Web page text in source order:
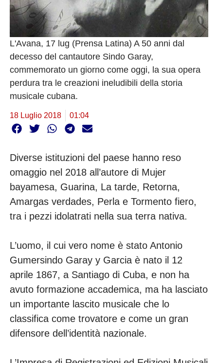
L'Avana, 17 lug (Prensa Latina) A 50 anni dal
decesso del cantautore Sindo Garay,
commemorato un giorno come oggi, la sua opera
perdura tra le creazioni ineludibili della storia
musicale cubana.
18 Luglio 2018 01:04
Diverse istituzioni del paese hanno reso
omaggio nel 2018 all’autore di Mujer
bayamesa, Guarina, La tarde, Retorna,
Amargas verdades, Perla e Tormento fiero,
tra i pezzi idolatrati nella sua terra nativa.
L’uomo, il cui vero nome è stato Antonio
Gumersindo Garay y Garcia è nato il 12
aprile 1867, a Santiago di Cuba, e non ha
avuto formazione accademica, ma ha lasciato
un importante lascito musicale che lo
classifica come trovatore e come un gran
difensore dell’identità nazionale.